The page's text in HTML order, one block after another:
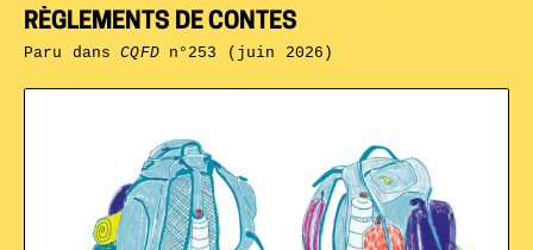
RÈGLEMENTS DE CONTES
Paru dansCQFDn°253 (juin 2026)